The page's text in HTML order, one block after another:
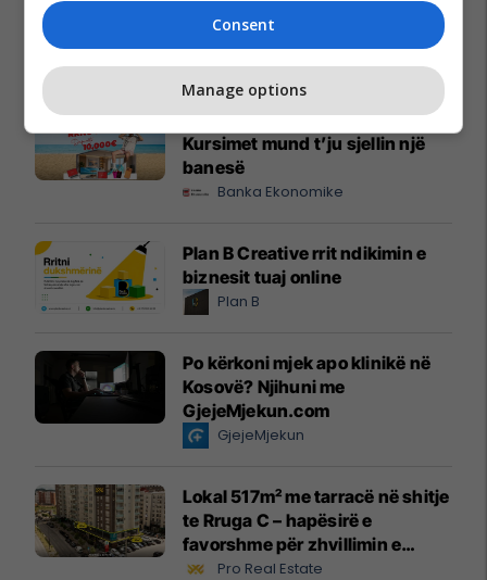
Promo Reklamo këtu
A po don me rrnu n’deti?
Kursimet mund t’ju sjellin një
banesë
Banka Ekonomike
Plan B Creative rrit ndikimin e
biznesit tuaj online
Plan B
Po kërkoni mjek apo klinikë në
Kosovë? Njihuni me
GjejeMjekun.com
GjejeMjekun
Lokal 517m² me tarracë në shitje
te Rruga C – hapësirë e
favorshme për zhvillimin e
biznesit #15796
Pro Real Estate
Consent
Manage options